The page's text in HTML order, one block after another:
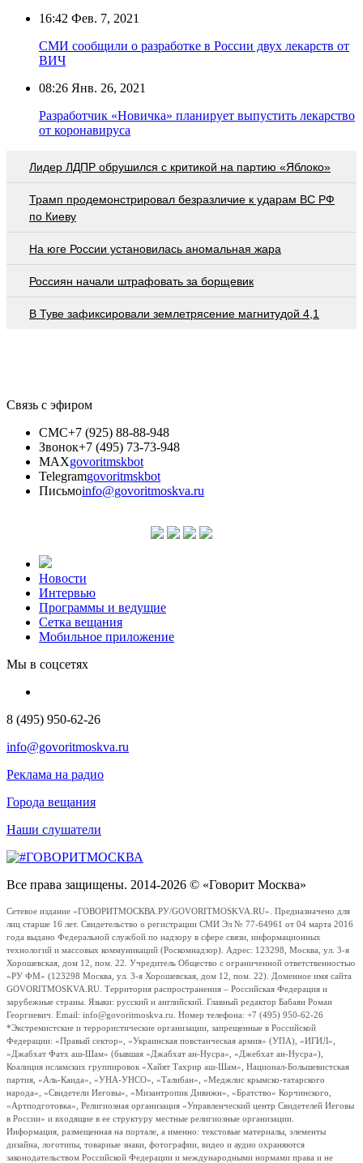
16:42 Фев. 7, 2021
СМИ сообщили о разработке в России двух лекарств от
ВИЧ
08:26 Янв. 26, 2021
Разработчик «Новичка» планирует выпустить лекарство
от коронавируса
Лидер ЛДПР обрушился с критикой на партию «Яблоко»
Трамп продемонстрировал безразличие к ударам ВС РФ
по Киеву
На юге России установилась аномальная жара
Россиян начали штрафовать за борщевик
В Туве зафиксировали землетрясение магнитудой 4,1
Связь с эфиром
СМС+7 (925) 88-88-948
Звонок+7 (495) 73-73-948
MAXgovoritmskbot
Telegramgovoritmskbot
Письмоinfo@govoritmoskva.ru
Новости
Интервью
Программы и ведущие
Сетка вещания
Мобильное приложение
Мы в соцсетях
8 (495) 950-62-26
info@govoritmoskva.ru
Реклама на радио
Города вещания
Наши слушатели
Все права защищены. 2014-2026 © «Говорит Москва»
Сетевое издание «ГОВОРИТМОСКВА.РУ/GOVORITMOSKVA.RU». Предназначено для
лиц старше 16 лет. Свидетельство о регистрации СМИ Эл № 77-64961 от 04 марта 2016
года выдано Федеральной службой по надзору в сфере связи, информационных
технологий и массовых коммуникаций (Роскомнадзор). Адрес: 123298, Москва, ул. 3-я
Хорошевская, дом 12, пом. 22. Учредитель Общество с ограниченной ответственностью
«РУ ФМ» (123298 Москва, ул. 3-я Хорошевская, дом 12, пом. 22). Доменное имя сайта
GOVORITMOSKVA.RU. Территория распространения – Российская Федерация и
зарубежные страны. Языки: русский и английский. Главный редактор Бабаян Роман
Георгиевич. Email: info@govoritmoskva.ru. Номер телефона: +7 (495) 950-62-26
*Экстремистские и террористические организации, запрещенные в Российской
Федерации: «Правый сектор», «Украинская повстанческая армия» (УПА), «ИГИЛ»,
«Джабхат Фатх аш-Шам» (бывшая «Джабхат ан-Нусра», «Джебхат ан-Нусра»),
Коалиция исламских группировок «Хайят Тахрир аш-Шам», Национал-Большевистская
партия, «Аль-Каида», «УНА-УНСО», «Талибан», «Меджлис крымско-татарского
народа», «Свидетели Иеговы», «Мизантропик Дивижн», «Братство» Корчинского,
«Артподготовка», Религиозная организация «Управленческий центр Свидетелей Иеговы
в России» и входящие в ее структуру местные религиозные организации.
Информация, размещенная на портале, а именно: текстовые материалы, элементы
дизайна, логотипы, товарные знаки, фотографии, видео и аудио охраняются
законодательством Российской Федерации и международными нормами права и не